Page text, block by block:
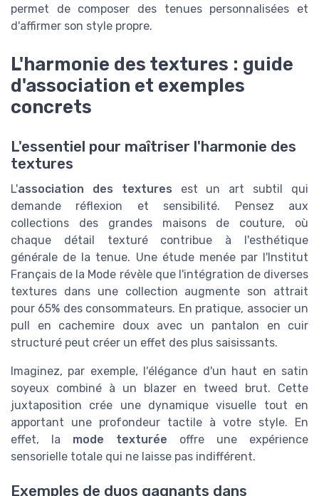
permet de composer des tenues personnalisées et
d'affirmer son style propre.
L'harmonie des textures : guide
d'association et exemples
concrets
L'essentiel pour maîtriser l'harmonie des
textures
L'association des textures est un art subtil qui
demande réflexion et sensibilité. Pensez aux
collections des grandes maisons de couture, où
chaque détail texturé contribue à l'esthétique
générale de la tenue. Une étude menée par l'Institut
Français de la Mode révèle que l'intégration de diverses
textures dans une collection augmente son attrait
pour 65% des consommateurs. En pratique, associer un
pull en cachemire doux avec un pantalon en cuir
structuré peut créer un effet des plus saisissants.
Imaginez, par exemple, l'élégance d'un haut en satin
soyeux combiné à un blazer en tweed brut. Cette
juxtaposition crée une dynamique visuelle tout en
apportant une profondeur tactile à votre style. En
effet, la mode texturée offre une expérience
sensorielle totale qui ne laisse pas indifférent.
Exemples de duos gagnants dans